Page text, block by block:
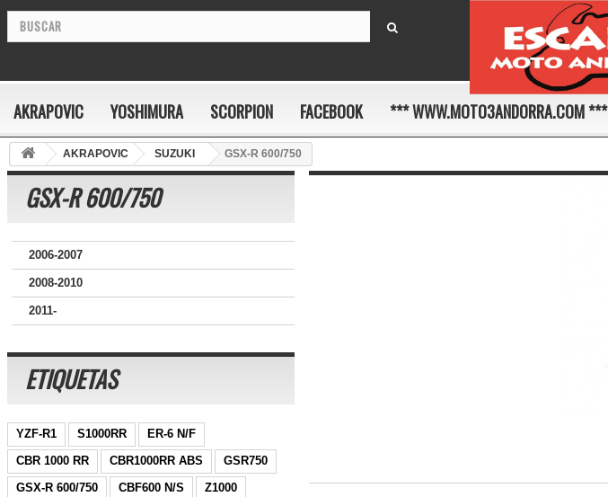
AKRAPOVIC YOSHIMURA SCORPION FACEBOOK *** WWW.MOTO3ANDORRA.COM ***
AKRAPOVIC SUZUKI GSX-R 600/750
GSX-R 600/750
2006-2007
2008-2010
2011-
ETIQUETAS
YZF-R1 S1000RR
ER-6 N/F
CBR 1000 RR
CBR1000RR ABS
GSR750
GSX-R 600/750
CBF600 N/S
Z1000